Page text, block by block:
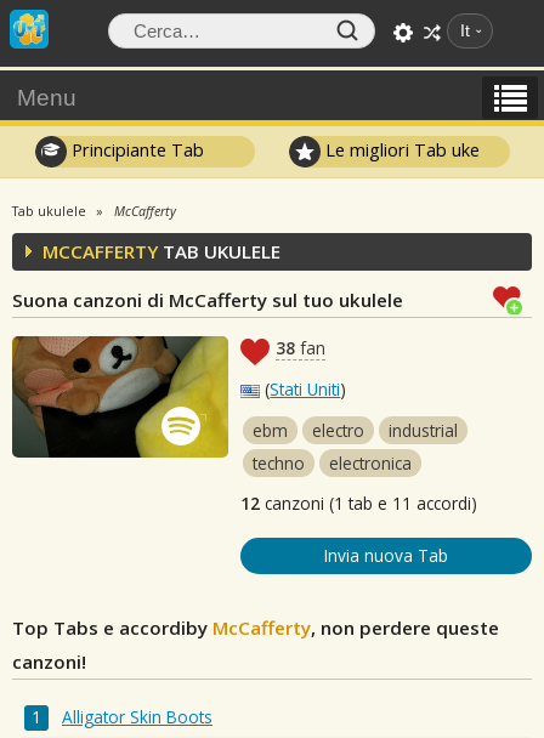
It
Menu
Principiante Tab Le migliori Tab uke
Tab ukulele McCafferty
MCCAFFERTYTAB UKULELE
Suona canzoni di McCafferty sul tuo ukulele
38 fan
(Stati Uniti)
ebm
electro
industrial
techno
electronica
12 canzoni (1 tab e 11 accordi)
Invia nuova Tab
Top Tabs e accordiby McCafferty, non perdere queste
canzoni!
Alligator Skin Boots